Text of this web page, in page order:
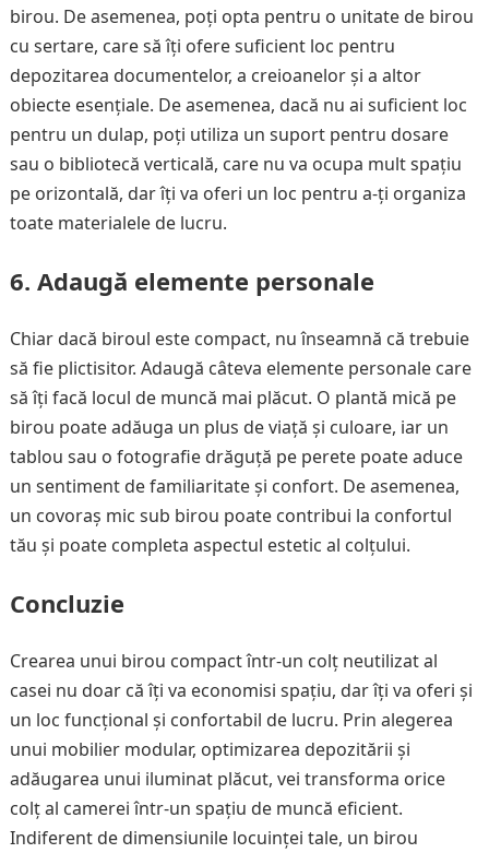
birou. De asemenea, poți opta pentru o unitate de birou
cu sertare, care să îți ofere suficient loc pentru
depozitarea documentelor, a creioanelor și a altor
obiecte esențiale. De asemenea, dacă nu ai suficient loc
pentru un dulap, poți utiliza un suport pentru dosare
sau o bibliotecă verticală, care nu va ocupa mult spațiu
pe orizontală, dar îți va oferi un loc pentru a-ți organiza
toate materialele de lucru.
6. Adaugă elemente personale
Chiar dacă biroul este compact, nu înseamnă că trebuie
să fie plictisitor. Adaugă câteva elemente personale care
să îți facă locul de muncă mai plăcut. O plantă mică pe
birou poate adăuga un plus de viață și culoare, iar un
tablou sau o fotografie drăguță pe perete poate aduce
un sentiment de familiaritate și confort. De asemenea,
un covoraș mic sub birou poate contribui la confortul
tău și poate completa aspectul estetic al colțului.
Concluzie
Crearea unui birou compact într-un colț neutilizat al
casei nu doar că îți va economisi spațiu, dar îți va oferi și
un loc funcțional și confortabil de lucru. Prin alegerea
unui mobilier modular, optimizarea depozitării și
adăugarea unui iluminat plăcut, vei transforma orice
colț al camerei într-un spațiu de muncă eficient.
Indiferent de dimensiunile locuinței tale, un birou